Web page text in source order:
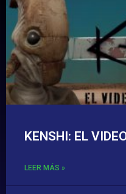
KENSHI: EL
LEER MÁS »